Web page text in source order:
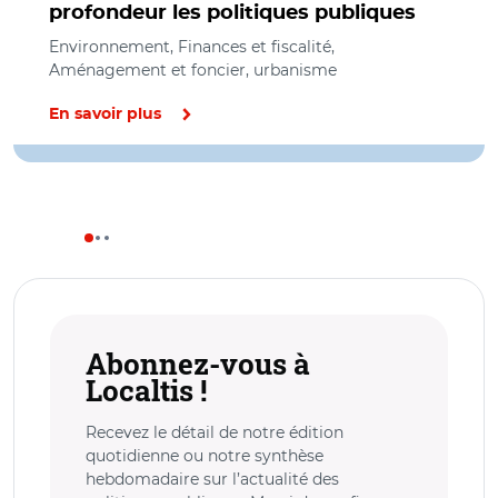
profondeur les politiques publiques
Environnement, Finances et fiscalité,
Aménagement et foncier, urbanisme
En savoir plus
Abonnez-vous à
Localtis !
Recevez le détail de notre édition
quotidienne ou notre synthèse
hebdomadaire sur l’actualité des